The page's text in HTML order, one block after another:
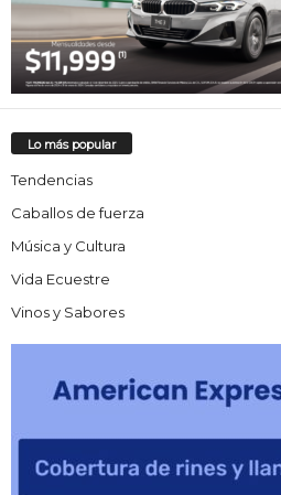
Lo más popular
Tendencias
Caballos de fuerza
Música y Cultura
Vida Ecuestre
Vinos y Sabores